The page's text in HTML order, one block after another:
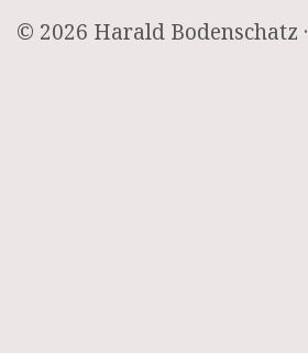
© 2026 Harald Bodenschatz ·